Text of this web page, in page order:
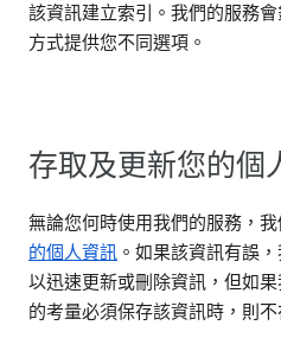
該資訊建立索引。我們的服務
方式提供您不同選項。
存取及更新您的個
無論您何時使用我們的服務，
的個人資訊 。如果該資訊有誤
以迅速更新或刪除資訊，但如
的考量必須保存該資訊時，則不